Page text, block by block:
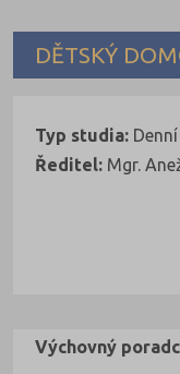
DĚTSKÝ
Typ studia: Denní
Ředitel: Mgr.
Výchovný